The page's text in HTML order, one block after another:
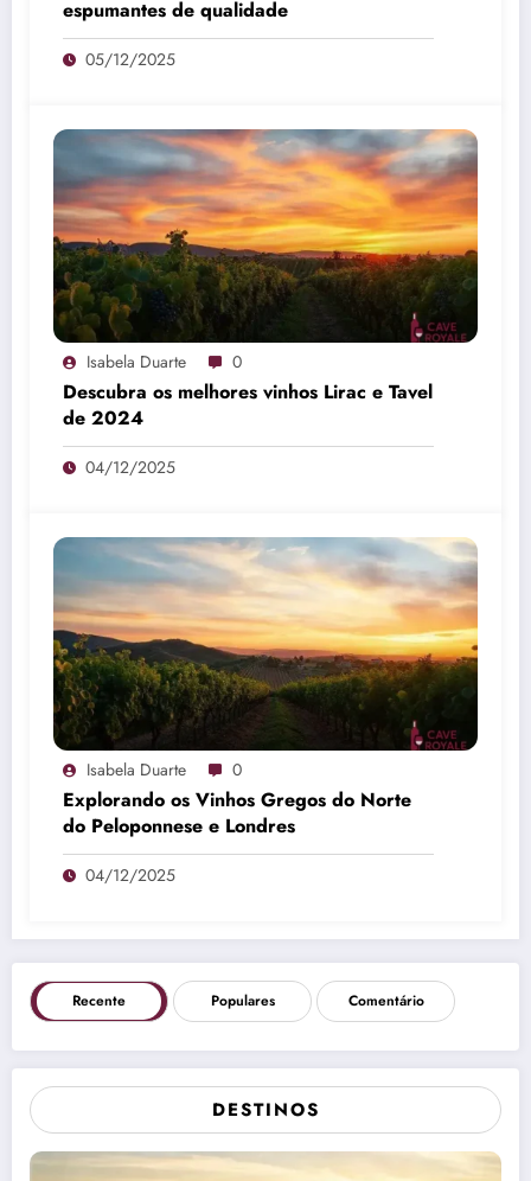
espumantes de qualidade
05/12/2025
Isabela Duarte 0
Descubra os melhores vinhos Lirac e Tavel
de 2024
04/12/2025
Isabela Duarte 0
Explorando os Vinhos Gregos do Norte
do Peloponnese e Londres
04/12/2025
Recente Populares Comentário
DESTINOS